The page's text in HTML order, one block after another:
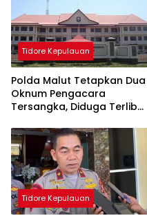
Tidore Kepulauan
Polda Malut Tetapkan Dua
Oknum Pengacara
Tersangka, Diduga Terlibat
Tidore Kepulauan